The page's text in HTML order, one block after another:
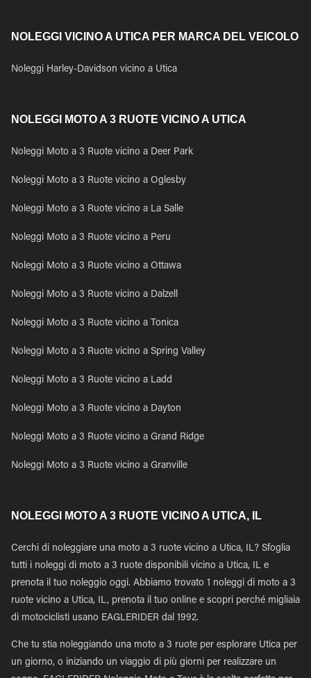
NOLEGGI VICINO A UTICA PER MARCA DEL VEICOLO
Noleggi Harley-Davidson vicino a Utica
NOLEGGI MOTO A 3 RUOTE VICINO A UTICA
Noleggi Moto a 3 Ruote vicino a Deer Park
Noleggi Moto a 3 Ruote vicino a Oglesby
Noleggi Moto a 3 Ruote vicino a La Salle
Noleggi Moto a 3 Ruote vicino a Peru
Noleggi Moto a 3 Ruote vicino a Ottawa
Noleggi Moto a 3 Ruote vicino a Dalzell
Noleggi Moto a 3 Ruote vicino a Tonica
Noleggi Moto a 3 Ruote vicino a Spring Valley
Noleggi Moto a 3 Ruote vicino a Ladd
Noleggi Moto a 3 Ruote vicino a Dayton
Noleggi Moto a 3 Ruote vicino a Grand Ridge
Noleggi Moto a 3 Ruote vicino a Granville
NOLEGGI MOTO A 3 RUOTE VICINO A UTICA, IL
Cerchi di noleggiare una moto a 3 ruote vicino a Utica, IL? Sfoglia
tutti i noleggi di moto a 3 ruote disponibili vicino a Utica, IL e
prenota il tuo noleggio oggi. Abbiamo trovato 1 noleggi di moto a 3
ruote vicino a Utica, IL, prenota il tuo online e scopri perché migliaia
di motociclisti usano EAGLERIDER dal 1992.
Che tu stia noleggiando una moto a 3 ruote per esplorare Utica per
un giorno, o iniziando un viaggio di più giorni per realizzare un